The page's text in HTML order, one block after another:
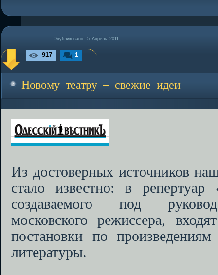
Опубликовано: 5 Апрель 2011
917 1
Новому театру – свежие идеи
Из достоверных источников
стало известно: в репертуар
создаваемого под
московского режиссера,
постановки по произведениям
литературы.